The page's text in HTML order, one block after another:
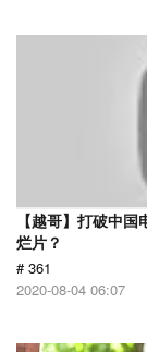
【越哥】打破中
烂片？
# 361
2020-08-04 06:07